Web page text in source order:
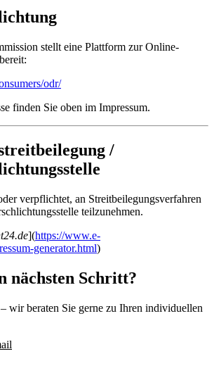
stellt eine Plattform zur Online-
odr/
finden Sie oben im Impressum.
/
verpflichtet, an Streitbeilegungsverfahren
teilzunehmen.
](https://www.e-
generator.html)
nächsten Schritt?
wir beraten Sie gerne zu Ihren individuellen